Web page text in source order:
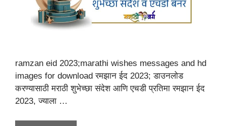
ramzan eid 2023;marathi wishes messages and hd
images for download रमझान ईद 2023; डाउनलोड
करण्यासाठी मराठी शुभेच्छा संदेश आणि एचडी प्रतिमा रमझान ईद
2023, ज्याला …